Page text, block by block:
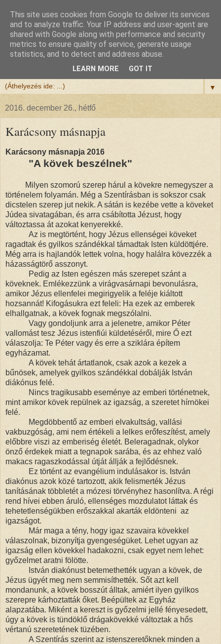
Félix atya
Szeretettel köszöntöm a honlapomra ellátogatót.
▼
2016. december 26., hétfő
Karácsony másnapja
Karácsony másnapja 2016
"A kövek beszélnek"
Milyen szomorú szerep hárul a kövekre nemegyszer a
történelem folyamán. Még a Szentírásban is sokszor csak
dicstelen szerep jut nekik. A sátán is kezébe vette a köveket
Júdea sivatagában, és arra csábította Jézust, hogy
változtassa át azokat kenyerekké.
Az is megtörtént, hogy Jézus ellenségei köveket
ragadtak és gyilkos szándékkal támadtak Isten küldöttjére.
Még arra is hajlandók lettek volna, hogy halálra kövezzék a
házasságtörő asszonyt.
Pedig az Isten egészen más szerepet szánt a
köveknek. Emlékezzünk a virágvasárnapi bevonulásra,
amikor Jézus ellenfelei megirigyelik a feléje kiáltott
hozsannát! Kifogásukra ezt feleli: Ha ezek az emberek
elhallgatnak, a kövek fognak megszólalni.
Vagy gondoljunk arra a jelenetre, amikor Péter
vallomást tesz Jézus istenfiúi küldetéséről, mire Ő ezt
válaszolja: Te Péter vagy és erre a sziklára építem
egyházamat.
A kövek tehát ártatlanok, csak azok a kezek a
bűnösek, amelyek gyilkos szándékkal dobálják István
diákónus felé.
Nincs tragikusabb eseménye az emberi történetnek,
mint amikor kövek repülnek az igazság, a szeretet hírnökei
felé.
Megdöbbentő az emberi elvakultság, vallási
vakbuzgóság, ami nem értékeli a lelkes erőfeszítést, amely
előbbre viszi az emberiség életét. Beleragadnak, olykor
önző érdekek miatt a tegnapok sarába, és az ehhez való
makacs ragaszkodással útját állják a fejlődésnek.
Ez történt az evangélium indulásakor is. István
diakónus azok közé tartozott, akik felismerték Jézus
tanításának többletét a mózesi törvényhez hasonlítva. A régi
rend hívei ebben áruló, ellenséges mozdulatot láttak és
tehetetlenségükben erőszakkal akarták eldönteni az
igazságot.
Már maga a tény, hogy igaz szavaira kövekkel
válaszolnak, bizonyítja gyengeségüket. Lehet ugyan az
igazság ellen kövekkel hadakozni, csak egyet nem lehet:
győzelmet aratni fölötte.
István diakónust betemethették ugyan a kövek, de
Jézus ügyét meg nem semmisíthették. Sőt azt kell
mondanunk, a kövek bosszút álltak, amiért ilyen gyilkos
szerepre kárhoztatták őket. Beépültek az Egyház
alapzatába. Miként a kereszt is győzelmi jellé fényesedett,
úgy a kövek is tündöklő drágakövekké változtak a hős
vértanú szeretetének tüzében.
A Szentírás szerint az istenszeretőknek minden a
This site uses cookies from Google to deliver its services
and to analyze traffic. Your IP address and user-agent are
shared with Google along with performance and security
metrics to ensure quality of service, generate usage
statistics, and to detect and address abuse.
LEARN MORE GOT IT